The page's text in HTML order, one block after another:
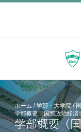
ホーム 学部・大学院
学部概要（国際政治経済
学部概要（